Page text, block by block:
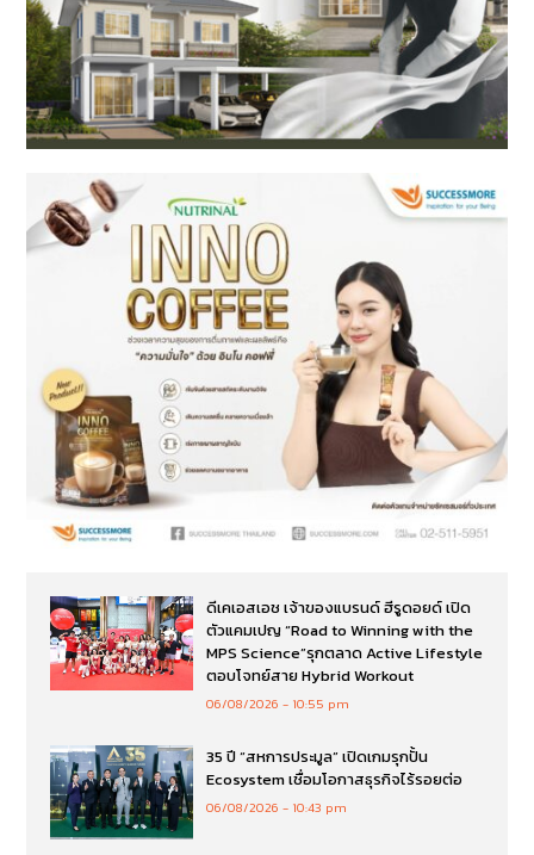
ดีเคเอสเอช เจ้าของแบรนด์ ฮีรูดอยด์ เปิด
ตัวแคมเปญ “Road to Winning with the
MPS Science”รุกตลาด Active Lifestyle
ตอบโจทย์สาย Hybrid Workout
06/08/2026 10:55 pm
35 ปี “สหการประมูล” เปิดเกมรุกปั้น
Ecosystem เชื่อมโอกาสธุรกิจไร้รอยต่อ
06/08/2026 10:43 pm